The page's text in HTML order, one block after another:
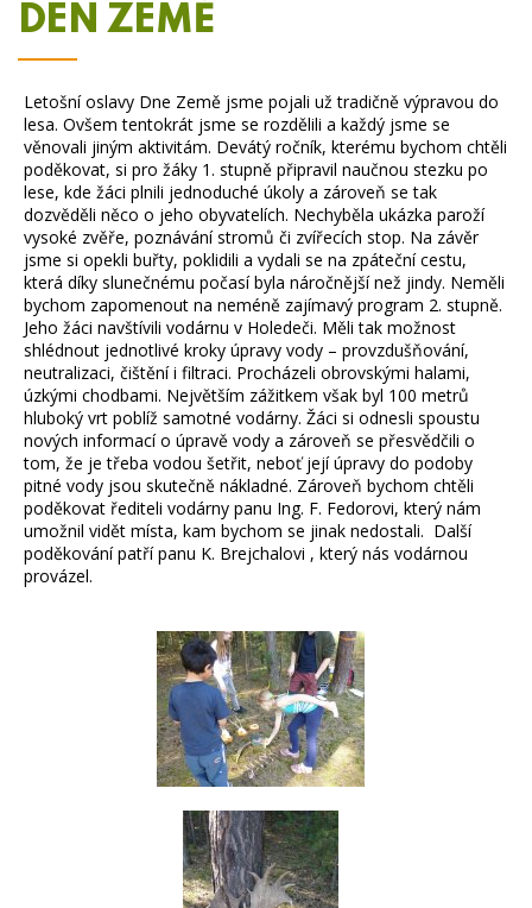
DEN ZEMĚ
Letošní oslavy Dne Země jsme pojali už tradičně výpravou do
lesa. Ovšem tentokrát jsme se rozdělili a každý jsme se
věnovali jiným aktivitám. Devátý ročník, kterému bychom chtěli
poděkovat, si pro žáky 1. stupně připravil naučnou stezku po
lese, kde žáci plnili jednoduché úkoly a zároveň se tak
dozvěděli něco o jeho obyvatelích. Nechyběla ukázka paroží
vysoké zvěře, poznávání stromů či zvířecích stop. Na závěr
jsme si opekli buřty, poklidili a vydali se na zpáteční cestu,
která díky slunečnému počasí byla náročnější než jindy. Neměli
bychom zapomenout na neméně zajímavý program 2. stupně.
Jeho žáci navštívili vodárnu v Holedeči. Měli tak možnost
shlédnout jednotlivé kroky úpravy vody – provzdušňování,
neutralizaci, čištění i filtraci. Procházeli obrovskými halami,
úzkými chodbami. Největším zážitkem však byl 100 metrů
hluboký vrt poblíž samotné vodárny. Žáci si odnesli spoustu
nových informací o úpravě vody a zároveň se přesvědčili o
tom, že je třeba vodou šetřit, neboť její úpravy do podoby
pitné vody jsou skutečně nákladné. Zároveň bychom chtěli
poděkovat řediteli vodárny panu Ing. F. Fedorovi, který nám
umožnil vidět místa, kam bychom se jinak nedostali. Další
poděkování patří panu K. Brejchalovi , který nás vodárnou
provázel.